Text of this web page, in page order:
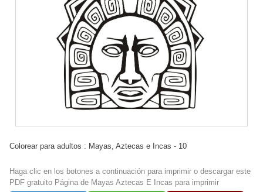
Colorear para adultos : Mayas, Aztecas e Incas - 10
Haga clic en los botones a continuación para imprimir o descargar este
PDF gratuito Página de Mayas Aztecas E Incas para imprimir